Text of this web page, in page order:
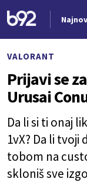
VALORANT
Prijavi se
Urusai
Da li si ti onaj
1vX? Da li tvoji
tobom na
skloniš sve